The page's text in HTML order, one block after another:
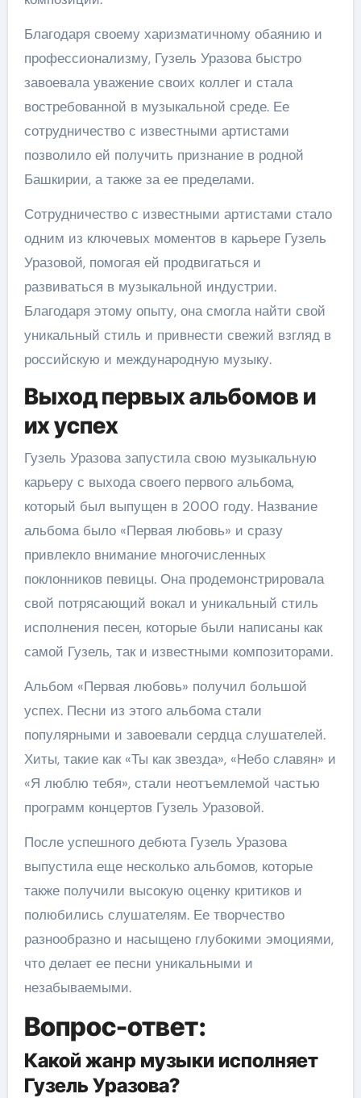
Благодаря своему харизматичному обаянию и
профессионализму, Гузель Уразова быстро
завоевала уважение своих коллег и стала
востребованной в музыкальной среде. Ее
сотрудничество с известными артистами
позволило ей получить признание в родной
Башкирии, а также за ее пределами.
Сотрудничество с известными артистами стало
одним из ключевых моментов в карьере Гузель
Уразовой, помогая ей продвигаться и
развиваться в музыкальной индустрии.
Благодаря этому опыту, она смогла найти свой
уникальный стиль и привнести свежий взгляд в
российскую и международную музыку.
Выход первых альбомов и
их успех
Гузель Уразова запустила свою музыкальную
карьеру с выхода своего первого альбома,
который был выпущен в 2000 году. Название
альбома было «Первая любовь» и сразу
привлекло внимание многочисленных
поклонников певицы. Она продемонстрировала
свой потрясающий вокал и уникальный стиль
исполнения песен, которые были написаны как
самой Гузель, так и известными композиторами.
Альбом «Первая любовь» получил большой
успех. Песни из этого альбома стали
популярными и завоевали сердца слушателей.
Хиты, такие как «Ты как звезда», «Небо славян» и
«Я люблю тебя», стали неотъемлемой частью
программ концертов Гузель Уразовой.
После успешного дебюта Гузель Уразова
выпустила еще несколько альбомов, которые
также получили высокую оценку критиков и
полюбились слушателям. Ее творчество
разнообразно и насыщено глубокими эмоциями,
что делает ее песни уникальными и
незабываемыми.
Вопрос-ответ:
Какой жанр музыки исполняет
Гузель Уразова?